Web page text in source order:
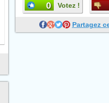
0 Votez !
Partagez